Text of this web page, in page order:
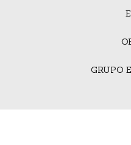
GRUPO